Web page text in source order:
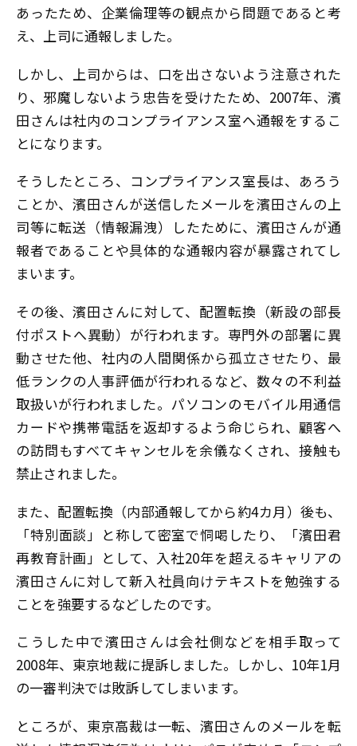
あったため、企業倫理等の観点から問題であると考
え、上司に通報しました。
しかし、上司からは、口を出さないよう注意された
り、邪魔しないよう忠告を受けたため、2007年、濱
田さんは社内のコンプライアンス室へ通報をするこ
とになります。
そうしたところ、コンプライアンス室長は、あろう
ことか、濱田さんが送信したメールを濱田さんの上
司等に転送（情報漏洩）したために、濱田さんが通
報者であることや具体的な通報内容が暴露されてし
まいます。
その後、濱田さんに対して、配置転換（新設の部長
付ポストへ異動）が行われます。専門外の部署に異
動させた他、社内の人間関係から孤立させたり、最
低ランクの人事評価が行われるなど、数々の不利益
取扱いが行われました。パソコンのモバイル用通信
カードや携帯電話を返却するよう命じられ、顧客へ
の訪問もすべてキャンセルを余儀なくされ、接触も
禁止されました。
また、配置転換（内部通報してから約4カ月）後も、
「特別面談」と称して密室で恫喝したり、「濱田君
再教育計画」として、入社20年を超えるキャリアの
濱田さんに対して新入社員向けテキストを勉強する
ことを強要するなどしたのです。
こうした中で濱田さんは会社側などを相手取って
2008年、東京地裁に提訴しました。しかし、10年1月
の一審判決では敗訴してしまいます。
ところが、東京高裁は一転、濱田さんのメールを転